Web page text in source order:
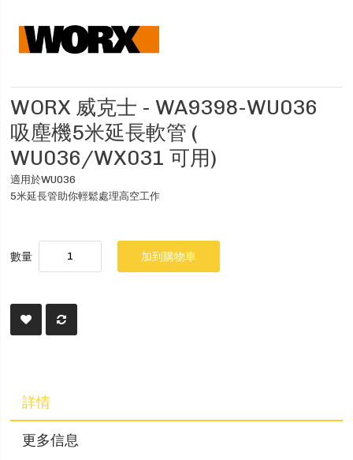
WORX 威克士 - WA9398-WU036
吸塵機5米延長軟管 (
WU036/WX031 可用)
適用於WU036
5米延長管助你輕鬆處理高空工作
數量 加到購物車
詳情
更多信息